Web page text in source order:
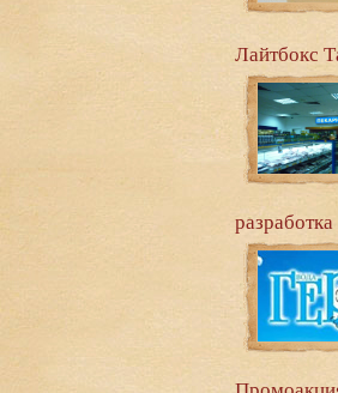
Лайтбокс